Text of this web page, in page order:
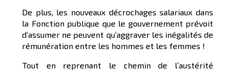
De plus, les nouveaux décrochages salariaux dans
la Fonction publique que le gouvernement prévoit
d’assumer ne peuvent qu’aggraver les inégalités de
rémunération entre les hommes et les femmes !
Tout en reprenant le chemin de l’austérité